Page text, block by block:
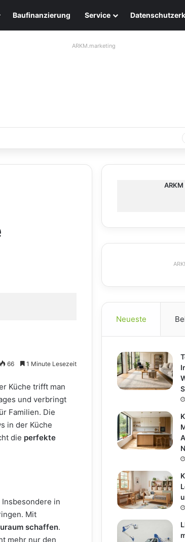
Baufinanzierung Service
ARKM.marketing
66 1 Minute Lesezeit
Küche trifft man
und verbringt
Familien. Die
in der Küche
die perfekte
in
Mit
schaffen.
mehr nur den
Neueste